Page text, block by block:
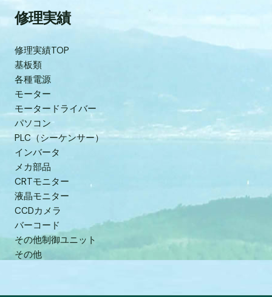
修理実績
修理実績TOP
基板類
各種電源
モーター
モータードライバー
パソコン
PLC（シーケンサー）
インバータ
メカ部品
CRTモニター
液晶モニター
CCDカメラ
バーコード
その他制御ユニット
その他